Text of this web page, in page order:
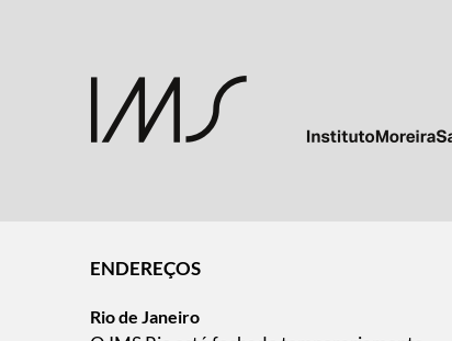
ENDEREÇOS
Rio de Janeiro